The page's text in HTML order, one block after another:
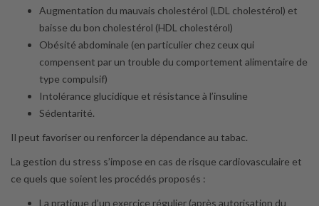
Augmentation du mauvais cholestérol (LDL cholestérol) et
baisse du bon cholestérol (HDL cholestérol)
Obésité abdominale (en particulier chez ceux qui
compensent par un trouble du comportement alimentaire de
type compulsif)
Intolérance glucidique et résistance à l’insuline
Sédentarité.
Il peut favoriser ou renforcer la dépendance au tabac.
La gestion du stress s’impose en cas de risque cardiovasculaire et
ce quels que soient les procédés proposés :
La pratique d’un exercice régulier (après autorisation du